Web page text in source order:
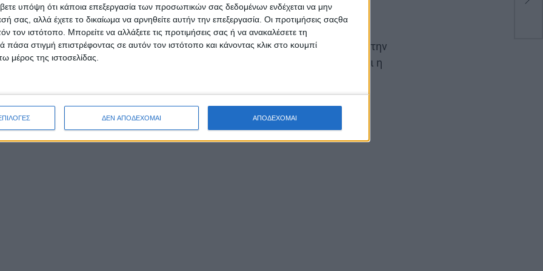
υπόψη ότι κάποια επεξεργασία των προσωπικών σας δεδομένων ενδέχεται να μην
σας, αλλά έχετε το δικαίωμα να αρνηθείτε αυτήν την επεξεργασία. Οι προτιμήσεις σαςθα
τον ιστότοπο. Μπορείτε να αλλάξετε τις προτιμήσεις σας ή να ανακαλέσετε τη
στιγμή επιστρέφοντας σε αυτόν τον ιστότοπο και κάνοντας κλικ στο κουμπί
μέρος της ιστοσελίδας.
ΔΕΝ ΑΠΟΔΕΧΟΜΑΙ ΑΠΟΔΕΧΟΜΑΙ
του χωριού και η μοναδική εκκλησία του, η οποία είναι αφιερωμένη στην
το 1864. Στα πιο εντυπωσιακά αξιοθέατά του συγκαταλέγεται και η
τρεχούμενα νερά.
2 χλμ. από το χωριό βρίσκονται τα Στενά Τρικεριώτη της τεχνητής λίμνης
αποτελούν ιδανικό σημείο για ράφτινγκ.